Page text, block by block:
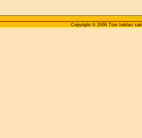
Copyright © 2006 Tüm hakları